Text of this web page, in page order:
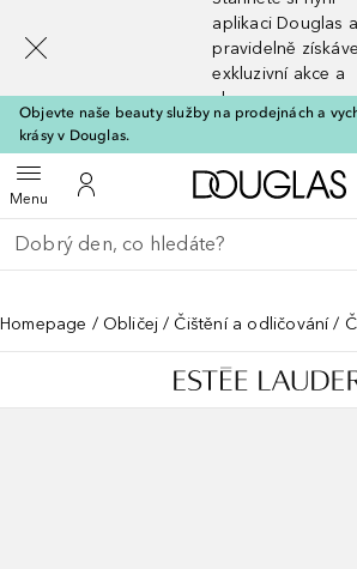
aplikaci Douglas a
pravidelně
exkluzivní akce a
slevy
Objevte naše beauty služby na prodejnách a
krásy v Douglas.
MenuOtevřít menuK mému účtu
Vraťte se
Proveďte vyhledávání
Homepage Obličej Čištění a odličování
[navigation.slideout.screenreader]